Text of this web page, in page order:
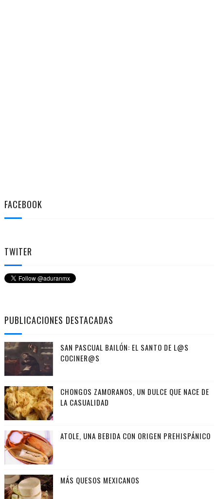
FACEBOOK
TWITER
PUBLICACIONES DESTACADAS
SAN PASCUAL BAILÓN: EL SANTO DE L@S
COCINER@S
CHONGOS ZAMORANOS, UN DULCE QUE NACE DE
LA CASUALIDAD
ATOLE, UNA BEBIDA CON ORIGEN PREHISPÁNICO
MÁS QUESOS MEXICANOS